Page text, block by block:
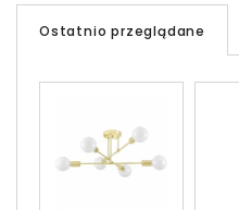
Ostatnio przeglądane